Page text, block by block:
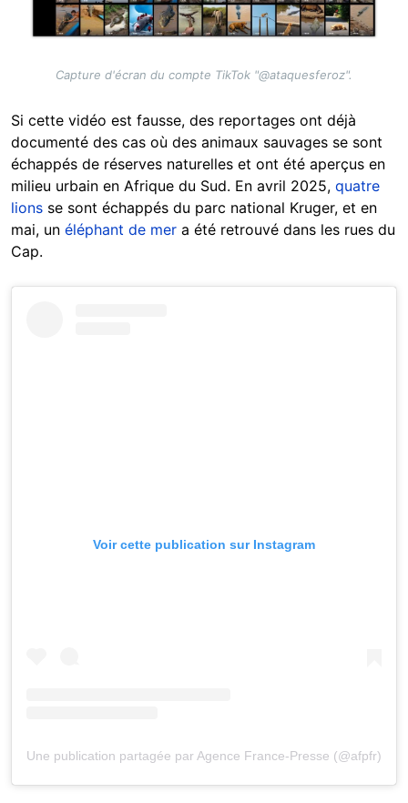
Capture d'écran du compte TikTok "@ataquesferoz".
Si cette vidéo est fausse, des reportages ont déjà
documenté des cas où des animaux sauvages se sont
échappés de réserves naturelles et ont été aperçus en
milieu urbain en Afrique du Sud. En avril 2025, quatre
lions se sont échappés du parc national Kruger, et en
mai, un éléphant de mer a été retrouvé dans les rues du
Cap.
Voir cette publication sur Instagram
Une publication partagée par Agence France-Presse (@afpfr)